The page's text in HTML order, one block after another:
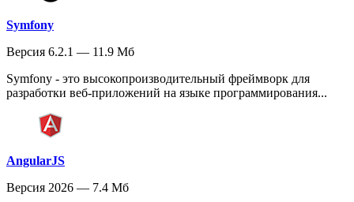
Symfony
Версия 6.2.1 — 11.9 Мб
Symfony - это высокопроизводительный фреймворк для
разработки веб-приложений на языке программирования...
AngularJS
Версия 2026 — 7.4 Мб